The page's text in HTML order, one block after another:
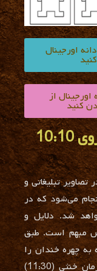
اورجینال
از
کنید
چرا عقربه ساعت مچی را روی 10:10
عقربه‌های ساعت بر روی ۱۰:۱۰ در تصاویر تبلیغاتی و
می‌شود که در
شد. دلایل و
مبهم است. طبق
چهره خندان را
نشان می‌دهند (10:10) در مقایسه با زمان خنثی (11:30)